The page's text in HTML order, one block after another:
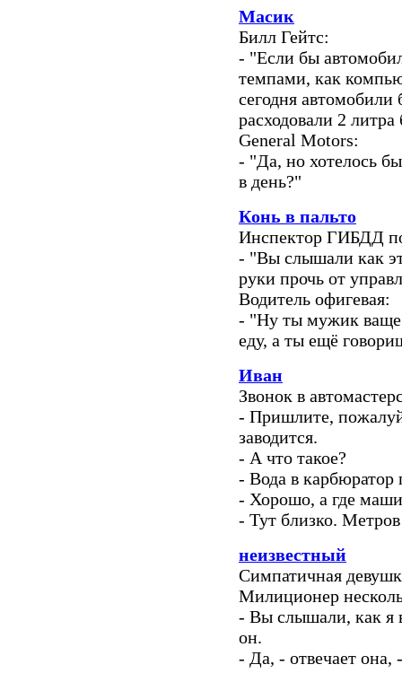
Масик
Билл Гейтс:
- "Если бы
темпами, как
сегодня
расходовали 2
General Motors:
- "Да, но хотелось
в день?"
Конь в пальто
Инспектор ГИБДД
- "Вы слышали как
руки прочь от
Водитель офигевая:
- "Ну ты мужик
еду, а ты ещё
Иван
Звонок в
- Пришлите,
заводится.
- А что такое?
- Вода в карбюратор
- Хорошо, а где
- Тут близко. Метров
неизвестный
Симпатичная
Милиционер
- Вы слышали, как я
он.
- Да, - отвечает она,